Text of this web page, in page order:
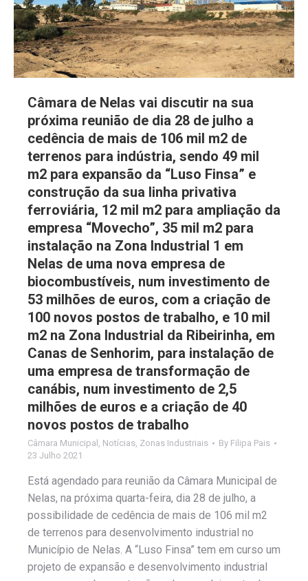
Câmara de Nelas vai discutir na sua
próxima reunião de dia 28 de julho a
cedência de mais de 106 mil m2 de
terrenos para indústria, sendo 49 mil
m2 para expansão da “Luso Finsa” e
construção da sua linha privativa
ferroviária, 12 mil m2 para ampliação da
empresa “Movecho”, 35 mil m2 para
instalação na Zona Industrial 1 em
Nelas de uma nova empresa de
biocombustíveis, num investimento de
53 milhões de euros, com a criação de
100 novos postos de trabalho, e 10 mil
m2 na Zona Industrial da Ribeirinha, em
Canas de Senhorim, para instalação de
uma empresa de transformação de
canábis, num investimento de 2,5
milhões de euros e a criação de 40
novos postos de trabalho
Câmara Municipal , Notícias, Zonas Industriais By Filipa Pais
23 Julho 2021
Está agendado para reunião da Câmara Municipal de
Nelas, na próxima quarta-feira, dia 28 de julho, a
possibilidade de cedência de mais de 106 mil m2
de terrenos para desenvolvimento industrial no
Município de Nelas. A “Luso Finsa” tem em curso um
projeto de expansão e desenvolvimento industrial